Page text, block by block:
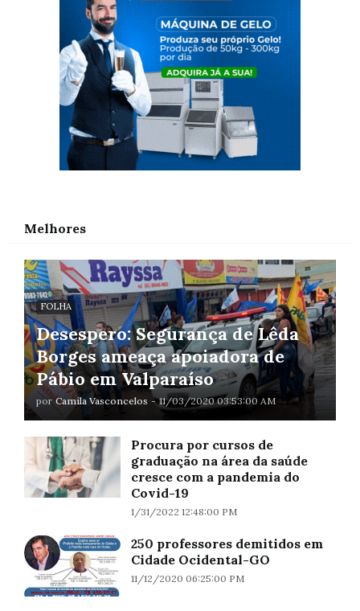
Melhores
FOLHA
Desespero: Segurança de Lêda
Borges ameaça apoiadora de
Pábio em Valparaíso
por Camila Vasconcelos - 11/03/2020 03:53:00 AM
Procura por cursos de
graduação na área da saúde
cresce com a pandemia do
Covid-19
1/31/2022 12:48:00 PM
250 professores demitidos em
Cidade Ocidental-GO
11/12/2020 06:25:00 PM